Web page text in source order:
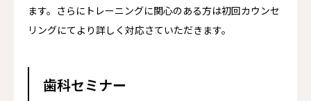
ます。さらにトレーニングに関心のある方は初回カウンセ
リングにてより詳しく対応さていただきます。
歯科セミナー